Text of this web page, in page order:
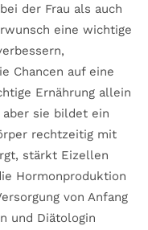
der Frau als auch
eine wichtige
Chancen auf eine
Ernährung allein
sie bildet ein
rechtzeitig mit
stärkt Eizellen
Hormonproduktion
von Anfang
und Diätologin